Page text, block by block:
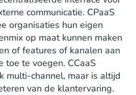
communicatie. CPaaS
organisaties hun eigen
op maat kunnen maken
of features of kanalen aan
toe te voegen. CCaaS
multi-channel, maar is altijd
van de klantervaring.